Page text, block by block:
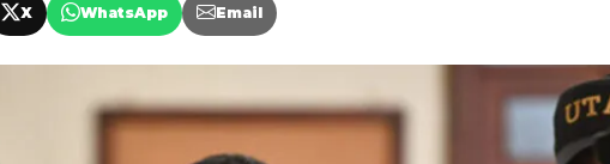
X WhatsApp Email